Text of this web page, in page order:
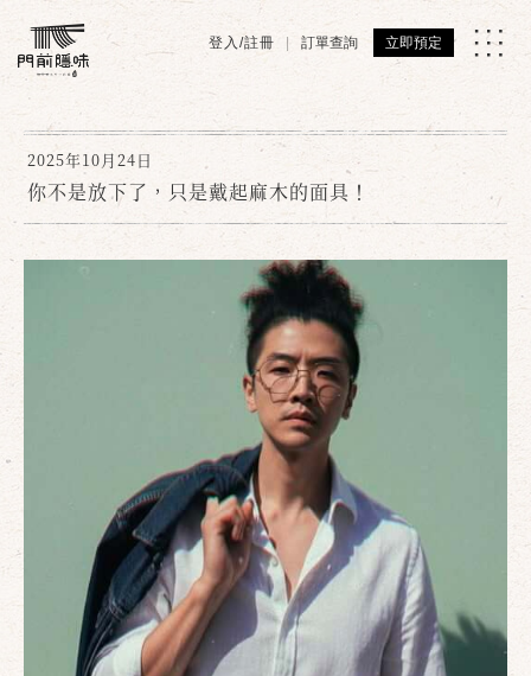
登入/註冊 訂單查詢 立即預定
2025年10月24日
你不是放下了，只是戴起麻木的面具！